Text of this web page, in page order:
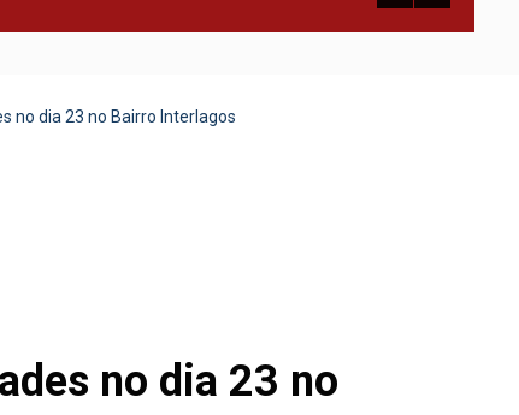
no dia 23 no Bairro Interlagos
no dia 23 no